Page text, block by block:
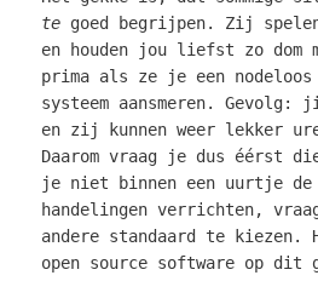
te goed begrijpen. Zij
en houden jou liefst zo dom
prima als ze je een nodeloos
systeem aansmeren.
en zij kunnen weer lekker
Daarom vraag je dus éérst
je niet binnen een uurtje de
handelingen verrichten,
andere standaard te kiezen.
open source software op dit